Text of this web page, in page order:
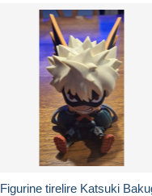
Figurine tirelire Katsuki